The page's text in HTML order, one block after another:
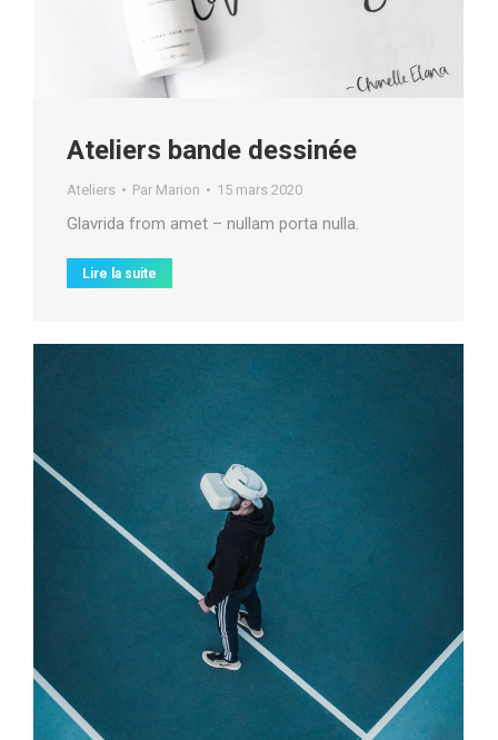
Ateliers bande dessinée
Ateliers Par Marion 15 mars 2020
Glavrida from amet – nullam porta nulla.
Lire la suite